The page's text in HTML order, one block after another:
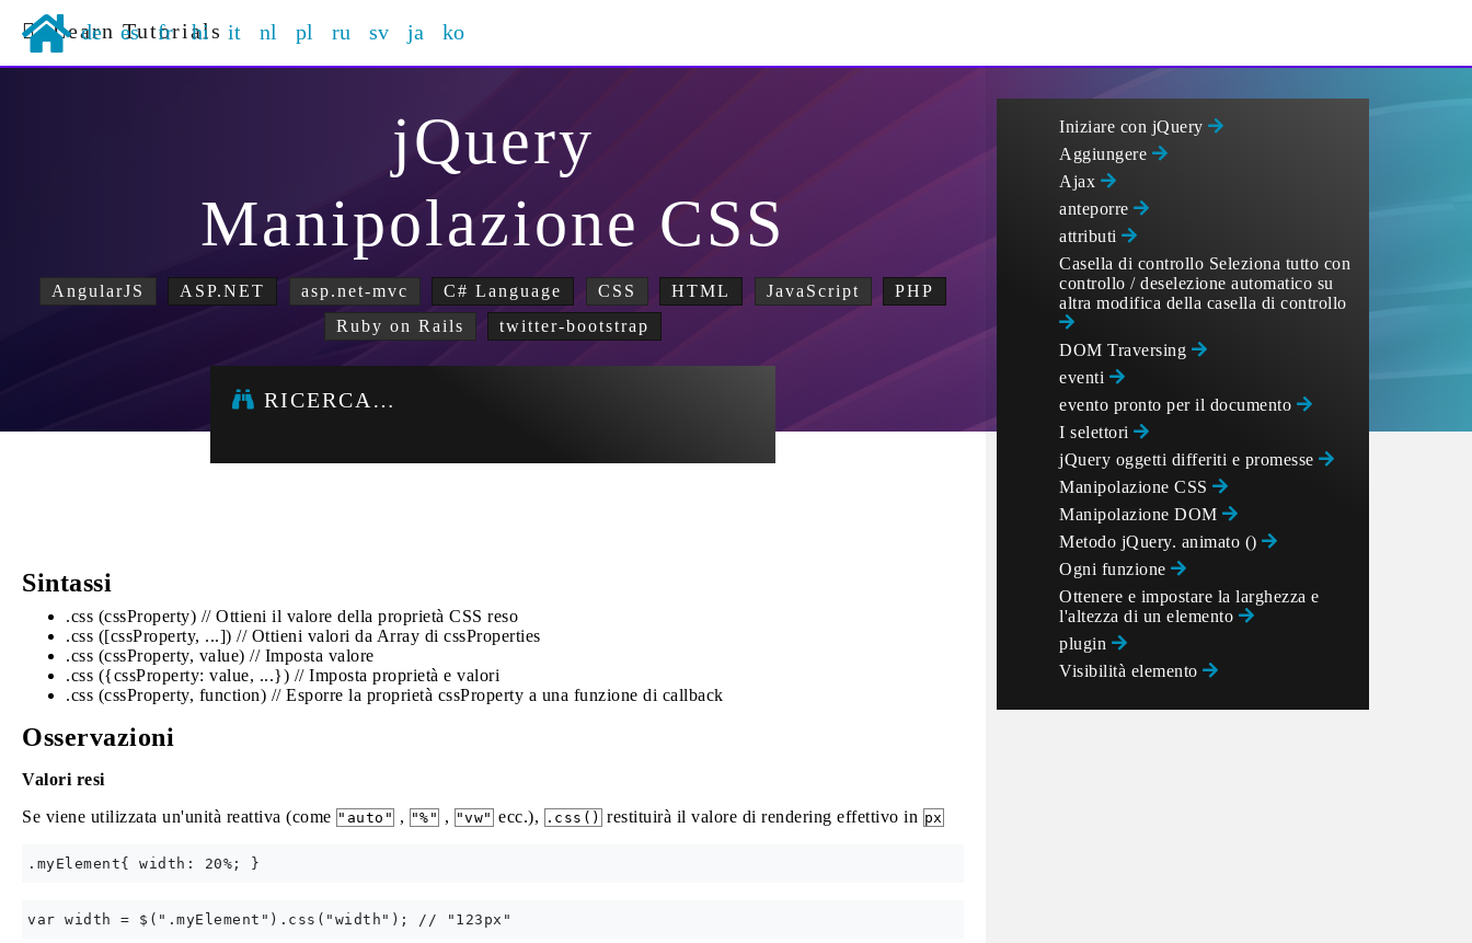
Learn Tutorials
de es fr hi it nl pl ru sv ja ko
jQuery
Manipolazione CSS
AngularJS ASP.NET asp.net-mvc C# Language CSS HTML JavaScript
PHP
Ruby on Rails
twitter-bootstrap
RICERCA…
Sintassi
.css (cssProperty) // Ottieni il valore della proprietà CSS reso
.css ([cssProperty, ...]) // Ottieni valori da Array di cssProperties
.css (cssProperty, value) // Imposta valore
.css ({cssProperty: value, ...}) // Imposta proprietà e valori
.css (cssProperty, function) // Esporre la proprietà cssProperty a una funzione di callback
Osservazioni
Valori resi
Se viene utilizzata un'unità reattiva (come "auto" , "%" , "vw" ecc.), .css() restituirà il valore di rendering effettivo in px
Iniziare con jQuery
Aggiungere
Ajax
anteporre
attributi
Casella di controllo Seleziona tutto con
controllo / deselezione automatico su
altra modifica della casella di controllo
DOM Traversing
eventi
evento pronto per il documento
I selettori
jQuery oggetti differiti e promesse
Manipolazione CSS
Manipolazione DOM
Metodo jQuery. animato ()
Ogni funzione
Ottenere e impostare la larghezza e
l'altezza di un elemento
plugin
Visibilità elemento